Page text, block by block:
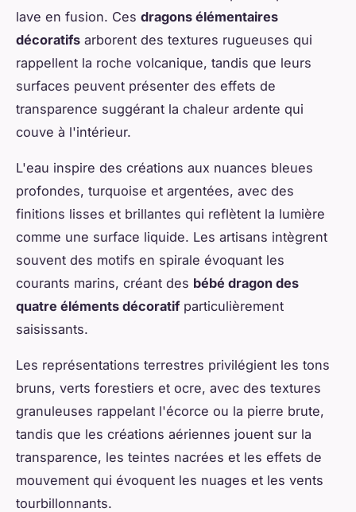
lave en fusion. Ces dragons élémentaires
décoratifs arborent des textures rugueuses qui
rappellent la roche volcanique, tandis que leurs
surfaces peuvent présenter des effets de
transparence suggérant la chaleur ardente qui
couve à l'intérieur.
L'eau inspire des créations aux nuances bleues
profondes, turquoise et argentées, avec des
finitions lisses et brillantes qui reflètent la lumière
comme une surface liquide. Les artisans intègrent
souvent des motifs en spirale évoquant les
courants marins, créant des bébé dragon des
quatre éléments décoratifparticulièrement
saisissants.
Les représentations terrestres privilégient les tons
bruns, verts forestiers et ocre, avec des textures
granuleuses rappelant l'écorce ou la pierre brute,
tandis que les créations aériennes jouent sur la
transparence, les teintes nacrées et les effets de
mouvement qui évoquent les nuages et les vents
tourbillonnants.